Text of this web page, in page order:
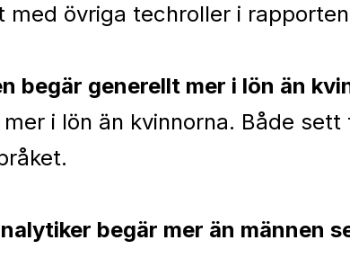
med övriga techroller i
begär generellt mer i lön än
i lön än kvinnorna. Både sett
begär mer än männen